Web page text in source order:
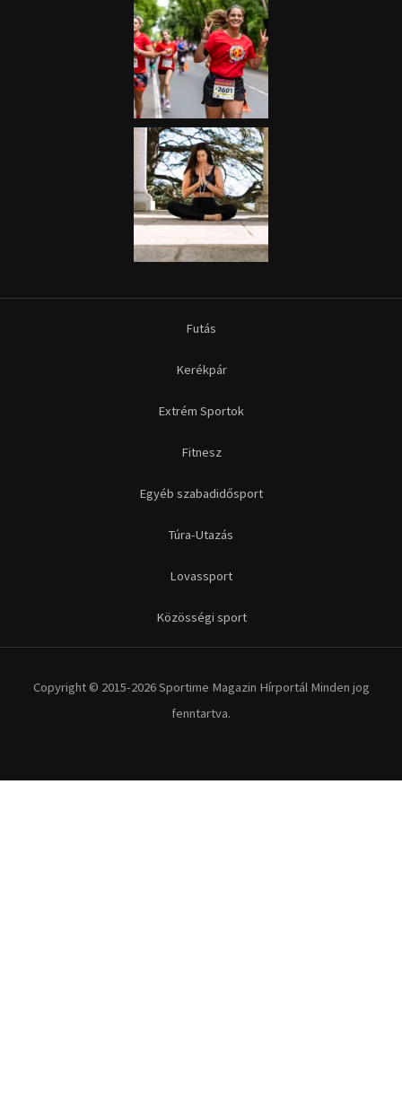
Futás
Kerékpár
Extrém Sportok
Fitnesz
Egyéb szabadidősport
Túra-Utazás
Lovassport
Közösségi sport
Copyright © 2015-2026 Sportime Magazin Hírportál Minden jog
fenntartva.